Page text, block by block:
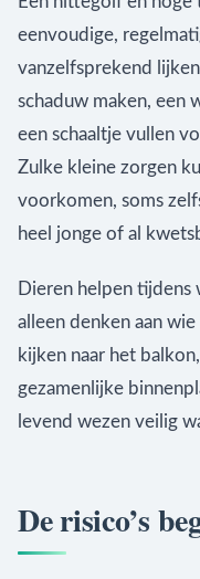
eenvoudige,
vanzelfsprekend
schaduw maken, een
een schaaltje vullen
Zulke kleine zorgen
voorkomen, soms
heel jonge of al
Dieren helpen
alleen denken aan
kijken naar het
gezamenlijke
levend wezen veilig
De risico’s